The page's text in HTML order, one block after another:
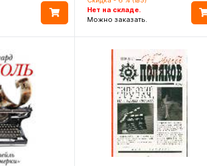
Нет на складе.
Можно заказать.